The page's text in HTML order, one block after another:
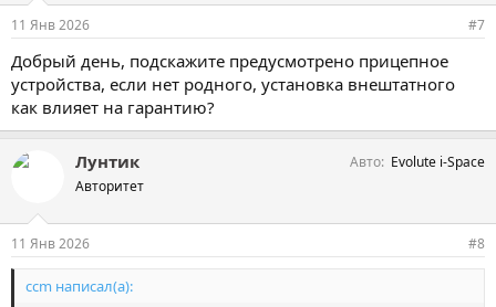
11 Янв 2026 #7
Добрый день, подскажите предусмотрено прицепное
устройства, если нет родного, установка внештатного
как влияет на гарантию?
Лунтик
Авторитет
Авто Evolute i-Space
11 Янв 2026 #8
ccm написал(а):